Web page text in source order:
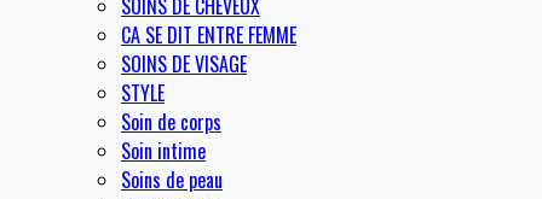
SOINS DE CHEVEUX
CA SE DIT ENTRE FEMME
SOINS DE VISAGE
STYLE
Soin de corps
Soin intime
Soins de peau